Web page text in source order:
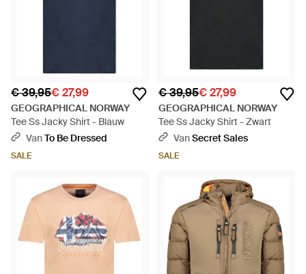
€ 39,95€ 27,99
GEOGRAPHICAL NORWAY
Tee Ss Jacky Shirt - Blauw
VanTo Be Dressed
SALE
€ 39,95€ 27,99
GEOGRAPHICAL NORWAY
Tee Ss Jacky Shirt - Zwart
VanSecret Sales
SALE